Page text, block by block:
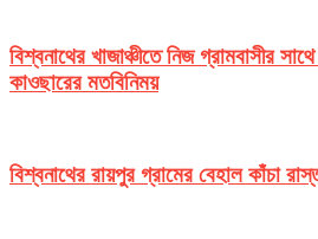
বিশ্বনাথের খাজাঞ্চীতে নিজ গ্রামবাসীর
কাওছারের মতবিনিময়
বিশ্বনাথের রায়পুর গ্রামের বেহাল কাঁচা